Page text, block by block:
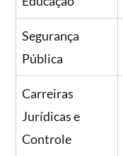
Segurança
Pública
Carreiras
Jurídicas e
Controle